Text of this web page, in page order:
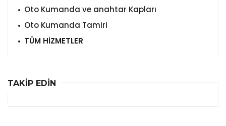
Oto Kumanda ve anahtar Kapları
Oto Kumanda Tamiri
TÜM HİZMETLER
TAKİP EDİN